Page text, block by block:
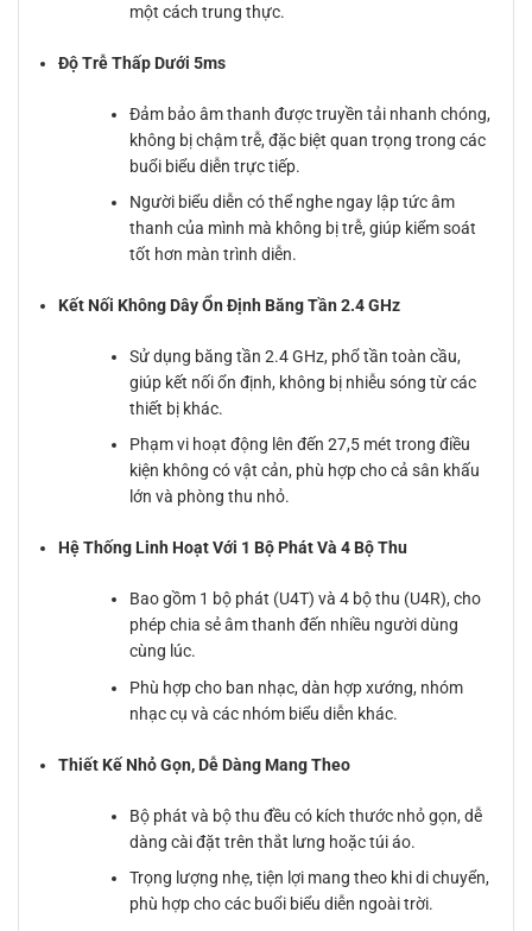
một cách trung thực.
Độ Trễ Thấp Dưới 5ms
Đảm bảo âm thanh được truyền tải nhanh chóng,
không bị chậm trễ, đặc biệt quan trọng trong các
buổi biểu diễn trực tiếp.
Người biểu diễn có thể nghe ngay lập tức âm
thanh của mình mà không bị trễ, giúp kiểm soát
tốt hơn màn trình diễn.
Kết Nối Không Dây Ổn Định Băng Tần 2.4 GHz
Sử dụng băng tần 2.4 GHz, phổ tần toàn cầu,
giúp kết nối ổn định, không bị nhiễu sóng từ các
thiết bị khác.
Phạm vi hoạt động lên đến 27,5 mét trong điều
kiện không có vật cản, phù hợp cho cả sân khấu
lớn và phòng thu nhỏ.
Hệ Thống Linh Hoạt Với 1 Bộ Phát Và 4 Bộ Thu
Bao gồm 1 bộ phát (U4T) và 4 bộ thu (U4R), cho
phép chia sẻ âm thanh đến nhiều người dùng
cùng lúc.
Phù hợp cho ban nhạc, dàn hợp xướng, nhóm
nhạc cụ và các nhóm biểu diễn khác.
Thiết Kế Nhỏ Gọn, Dễ Dàng Mang Theo
Bộ phát và bộ thu đều có kích thước nhỏ gọn, dễ
dàng cài đặt trên thắt lưng hoặc túi áo.
Trọng lượng nhẹ, tiện lợi mang theo khi di chuyển,
phù hợp cho các buổi biểu diễn ngoài trời.